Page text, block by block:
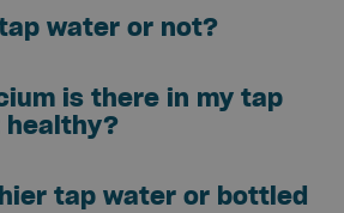
water or not?
is there in my tap
healthy?
tap water or bottled